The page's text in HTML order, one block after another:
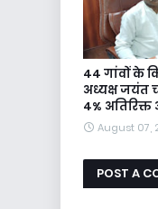
44 गांवों के
अध्यक्ष जयंत
4%
August 07,
POST A